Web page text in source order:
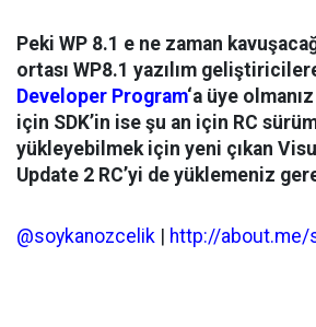
Peki WP 8.1 e ne zaman
ortası WP8.1 yazılım
Developer Program‘a üye
için SDK’in ise şu an için RC
yükleyebilmek için yeni çıkan
Update 2 RC’yi de yüklemeniz
@soykanozcelik http://about.me/